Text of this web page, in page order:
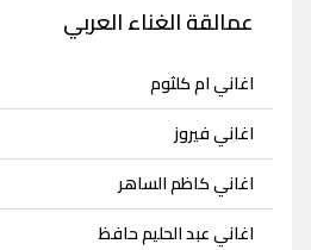
عمالقة الغناء العربي
اغاني ام كلثوم
اغاني فيروز
اغاني كاظم الساهر
اغاني عبد الحليم حافظ